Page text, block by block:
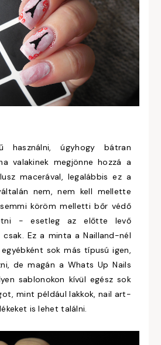
használni, úgyhogy bátran
valakinek megjönne hozzá a
macerával, legalábbis ez a
nem, nem kell mellette
köröm melletti bőr védő
- esetleg az előtte levő
Ez a minta a Nailland-nél
sok más típusú igen,
de magán a Whats Up Nails
sablonokon kívül egész sok
mint például lakkok, nail art-
is lehet találni.